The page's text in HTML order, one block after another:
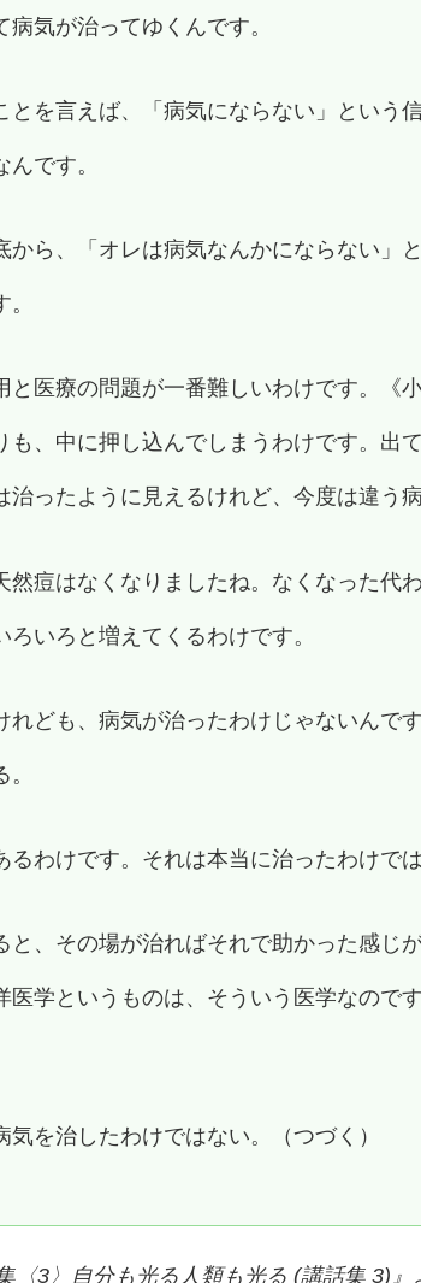
病気が治ってゆくんです。
とを言えば、「病気にならない」という
です。
から、「オレは病気なんかにならない」
と医療の問題が一番難しいわけです。《
も、中に押し込んでしまうわけです。出
治ったように見えるけれど、今度は違う
然痘はなくなりましたね。なくなった代
ろいろと増えてくるわけです。
れども、病気が治ったわけじゃないんで
るわけです。それは本当に治ったわけで
と、その場が治ればそれで助かった感じ
医学というものは、そういう医学なので
気を治したわけではない。（つづく）
〈3〉自分も光る人類も光る (講話集 3) 』